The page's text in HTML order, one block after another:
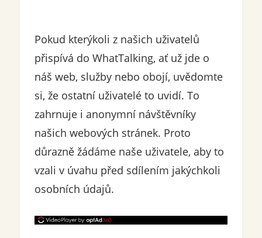
Pokud kterýkoli z našich uživatelů
přispívá do WhatTalking, ať už jde o
náš web, služby nebo obojí, uvědomte
si, že ostatní uživatelé to uvidí. To
zahrnuje i anonymní návštěvníky
našich webových stránek. Proto
důrazně žádáme naše uživatele, aby to
vzali v úvahu před sdílením jakýchkoli
osobních údajů.